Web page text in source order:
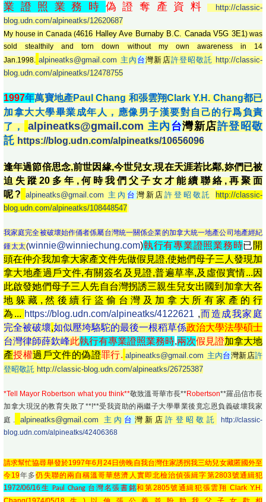
業證照業務時 偽證奪產資料
http://classic-
blog.udn.com/alpineatks/12620687
My house in Canada (4616 Halley Ave Burnaby B.C. Canada V5G 3E1) was
sold stealthily and torn down without my own awareness in 14
Jan.1998. alpineatks@gmail.com 主內 台灣新店許登昭敬託 http://classic-
blog.udn.com/alpineatks/12478755
1997年萬寶地產Paul Chang 和張雲翔Clark Y.H. Chang都已
加拿大大學畢業成年人，應像男子漢要對自己的行爲負責
了， alpineatks@gmail.com 主內 台灣新店許登昭敬
託 https://blog.udn.com/alpineatks/10656096
逢年過節倍思念,前世因緣,今世兒女,現在天涯若比鄰,妳們已被
迫失蹤20多年,何時我們父子女才能續聯絡,再聚面
呢? alpineatks@gmail.com 主內 台 灣新店許登昭敬託
http://classic-
blog.udn.com/alpineatks/108448547
我家庭完全被破壞始作俑者係屬台灣統一關係企業的加拿大統一地產公司地產經紀
鍾太太(winnie@winniechung.com)執行有專業證照業務時已 開
頭在仲介我加拿大家產文件先做假見證,使她們母子三人發現加
拿大地產過戶文件,有關簽名及見證,普遍草率,及虛假實情...因
此啟發她們母子三人先自台灣拐誘三親生兒女出國到加拿大各
地躲藏,然後續行盜偷台灣及加拿大所有家產的行
為... https://blog.udn.com/alpineatks/4122621 ,而造成我家庭
完全被破壞,如似壓垮駱駝的最後一根稻草係政治大學法學碩士
台灣律師薛欽峰此執行有專業證照業務時,兩次假見證加拿大地
產授權過戶文件的偽證罪行. alpineatks@gmail.com 主內台灣新店許
登昭敬託 http://classic-blog.udn.com/alpineatks/26725387
*Tell Mayor Robertson what you think**敬致溫哥華市長**Robertson**羅品信市長
加拿大現況的教育失敗了**!**受我資助的兩繼子大學畢業後竟忘恩負義破壞我家
庭.
alpineatks@gmail.com 主內 台 灣新店許登昭敬託
http://classic-
blog.udn.com/alpineatks/42406368
請求幫忙協尋舉發於1997年6月24日傍晚自我台灣住家誘拐我三幼兒女藏匿國外至
今19年多仍失聯的兩自稱溫哥華慈濟人實即北檢治偵張緝字第2803號通緝犯
1972/06/16生
Paul Chang 台灣名張書銘和第2805號通緝犯張雲翔 Clark Y.H.